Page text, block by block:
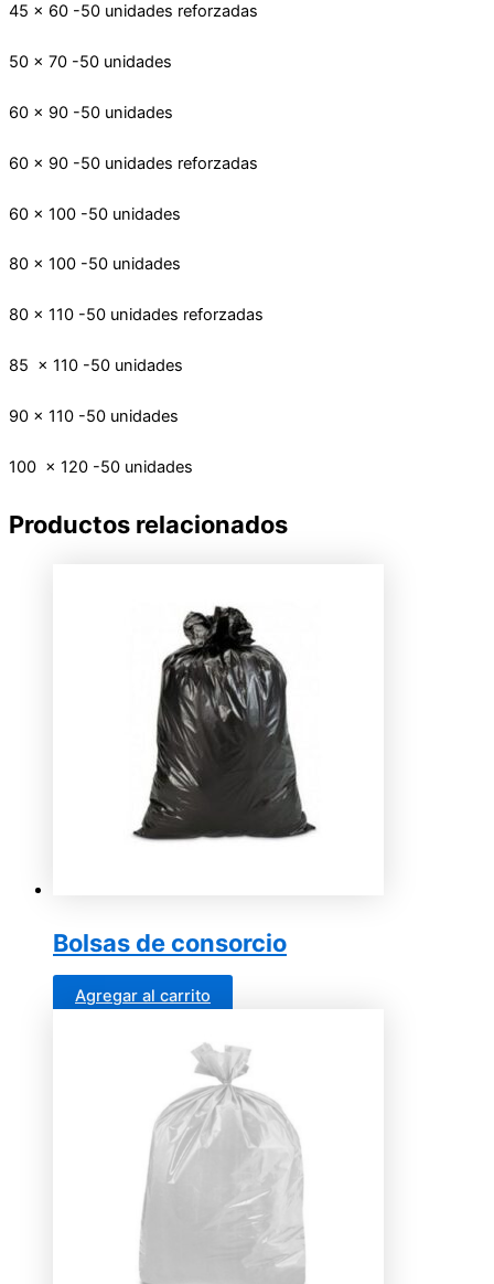
45 x 60 -50 unidades reforzadas
50 x 70 -50 unidades
60 x 90 -50 unidades
60 x 90 -50 unidades reforzadas
60 x 100 -50 unidades
80 x 100 -50 unidades
80 x 110 -50 unidades reforzadas
85 x 110 -50 unidades
90 x 110 -50 unidades
100 x 120 -50 unidades
Productos relacionados
Bolsas de consorcio
Agregar al carrito